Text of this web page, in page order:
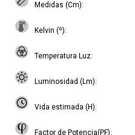
Medidas (Cm)
Kelvin (º)
Temperatura Luz
Luminosidad (Lm)
Vida estimada (H)
Factor de Potencia(PF)